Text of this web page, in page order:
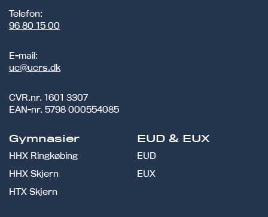
Telefon:
96 80 15 00
E-mail:
uc@ucrs.dk
CVR.nr. 1601 3307
EAN-nr. 5798 000554085
Gymnasier
HHX Ringkøbing
HHX Skjern
HTX Skjern
EUD & EUX
EUD
EUX